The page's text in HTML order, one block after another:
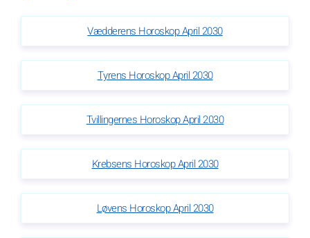
Vædderens Horoskop April 2030
Tyrens Horoskop April 2030
Tvillingernes Horoskop April 2030
Krebsens Horoskop April 2030
Løvens Horoskop April 2030